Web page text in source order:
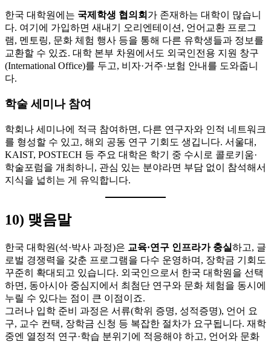
한국 대학원에는 국제학생 협의회 가 존재하는 대학이 많습니
다. 여기에 가입하면 새내기 오리엔테이션, 언어교환 프로그
램, 멘토링, 문화 체험 행사 등을 통해 다른 유학생들과 정보를
교환할 수 있죠. 대학 본부 차원에서도 외국인전용 지원 창구
(International Office)를 두고, 비자·거주·보험 안내를 도와줍니
다.
학술 세미나 참여
학회나 세미나에 적극 참여하면, 다른 연구자와 인적 네트워크
를 형성할 수 있고, 해외 공동 연구 기회도 생깁니다. 서울대,
KAIST, POSTECH 등 주요 대학은 학기 중 수시로 콜로키움·
학술포럼을 개최하니, 관심 있는 분야라면 부담 없이 참석해서
지식을 넓히는 게 유익합니다.
10) 맺음말
한국 대학원(석·박사 과정)은 교육·연구 인프라가 충실하고, 글
로벌 경쟁력을 갖춘 프로그램을 다수 운영하며, 장학금 기회도
꾸준히 확대되고 있습니다. 외국인으로서 한국 대학원을 선택
하면, 동아시아 중심지에서 최첨단 연구와 문화 체험을 동시에
누릴 수 있다는 점이 큰 이점이죠.
그러나 입학 준비 과정은 서류(학위 증명, 성적증명), 언어 요
구, 교수 컨택, 장학금 신청 등 복잡한 절차가 요구됩니다. 재학
중엔 열정적 연구·학습 분위기에 적응해야 하고, 언어와 문화